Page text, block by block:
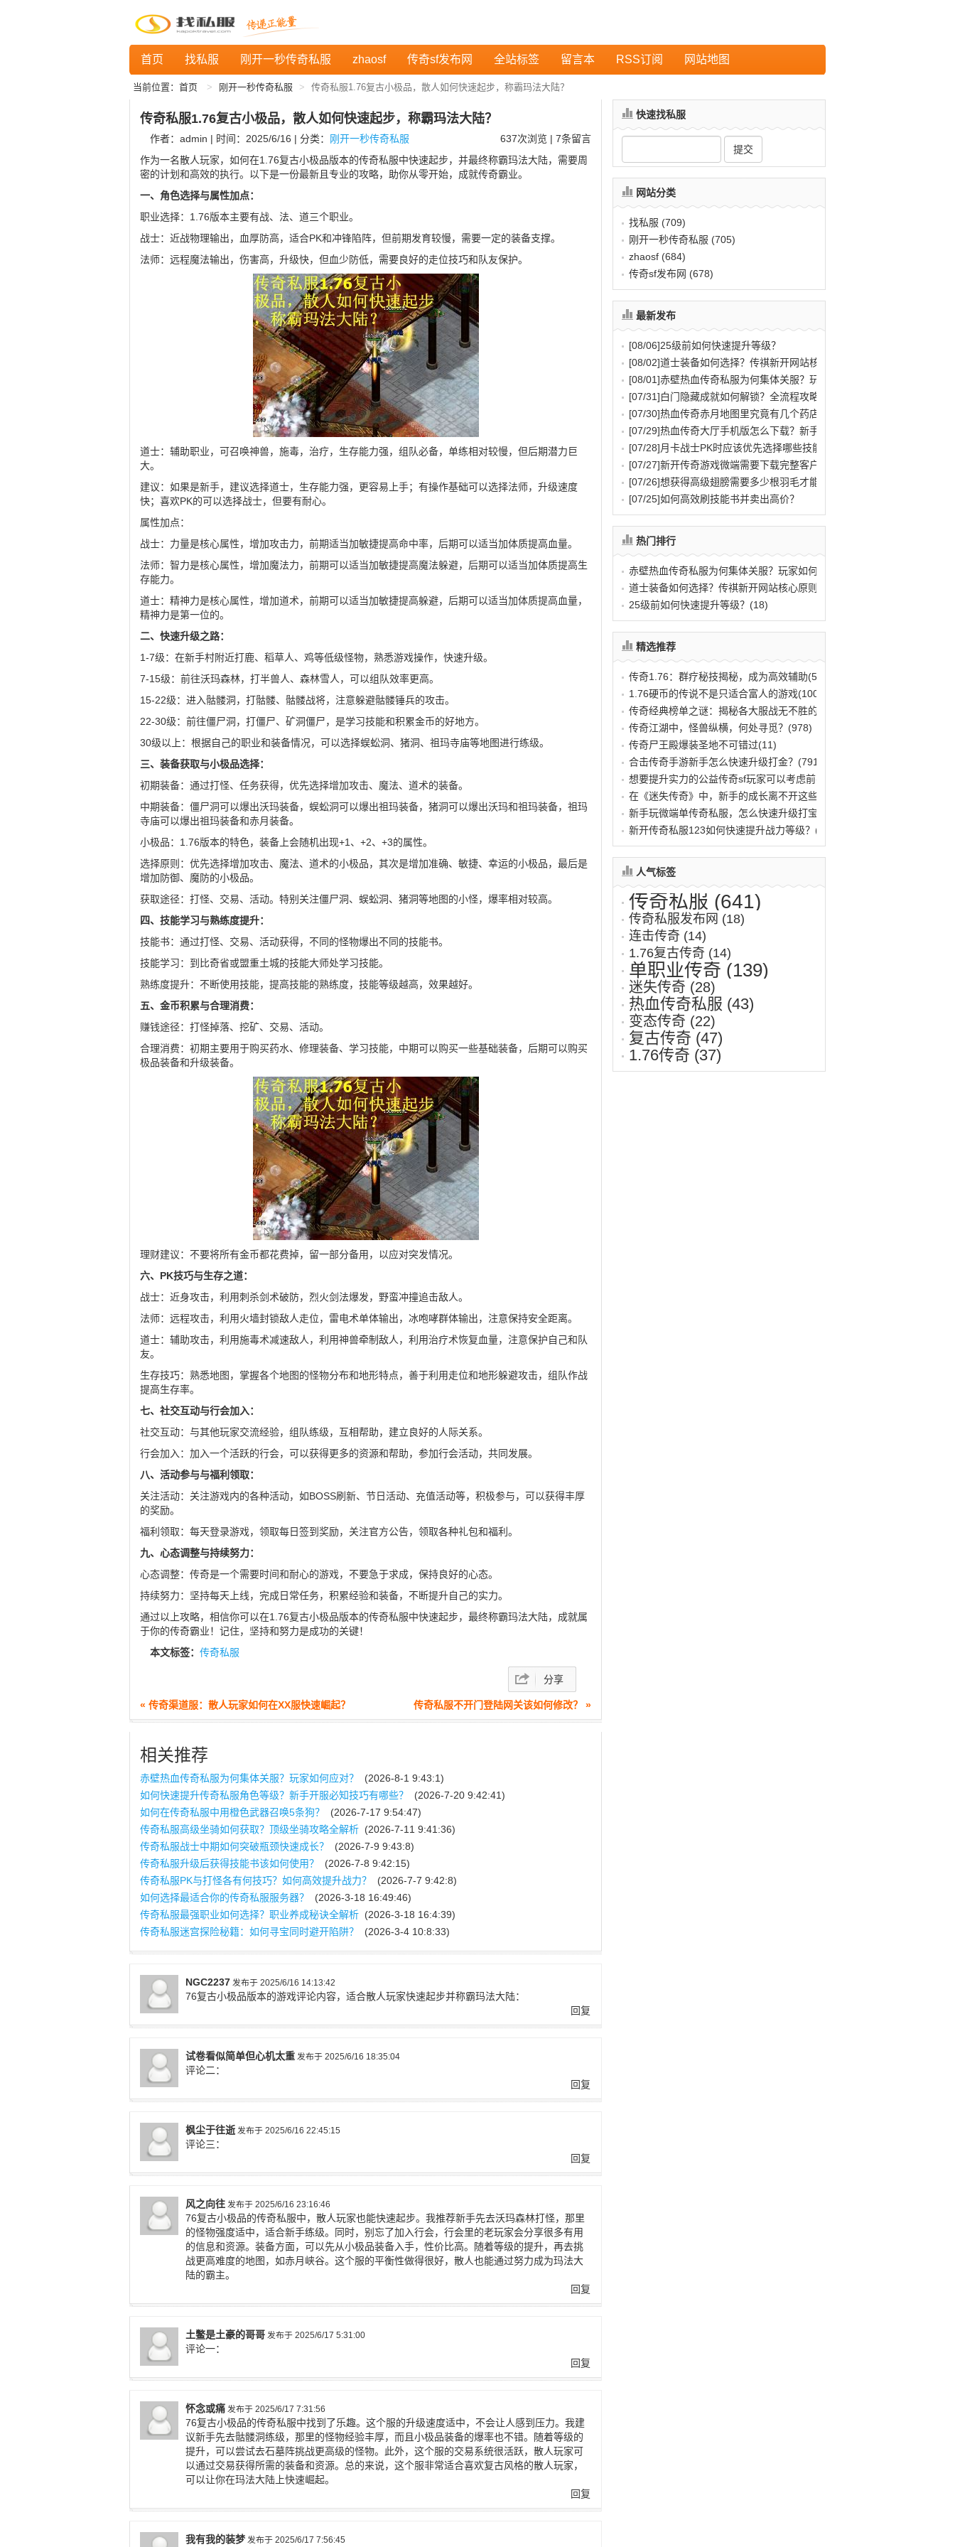
首页 找私服 刚开一秒传奇私服 zhaosf 传奇sf发布网 全站标签 留言本 RSS订阅 网站地图
当前位置： 首页 刚开一秒传奇私服 传奇私服1.76复古小极品，散人如何快速起步，称霸玛法大陆？
传奇私服1.76复古小极品，散人如何快速起步，称霸玛法大陆？
作者：admin | 时间：2025/6/16 | 分类： 刚开一秒传奇私服 637次浏览 | 7条留言
作为一名散人玩家，如何在1.76复古小极品版本的传奇私服中快速起步，并最终称霸玛法大陆，需要周
密的计划和高效的执行。以下是一份最新且专业的攻略，助你从零开始，成就传奇霸业。
一、角色选择与属性加点：
职业选择：1.76版本主要有战、法、道三个职业。
战士：近战物理输出，血厚防高，适合PK和冲锋陷阵，但前期发育较慢，需要一定的装备支撑。
法师：远程魔法输出，伤害高，升级快，但血少防低，需要良好的走位技巧和队友保护。
道士：辅助职业，可召唤神兽，施毒，治疗，生存能力强，组队必备，单练相对较慢，但后期潜力巨
大。
建议：如果是新手，建议选择道士，生存能力强，更容易上手；有操作基础可以选择法师，升级速度
快；喜欢PK的可以选择战士，但要有耐心。
属性加点：
战士：力量是核心属性，增加攻击力，前期适当加敏捷提高命中率，后期可以适当加体质提高血量。
法师：智力是核心属性，增加魔法力，前期可以适当加敏捷提高魔法躲避，后期可以适当加体质提高生
存能力。
道士：精神力是核心属性，增加道术，前期可以适当加敏捷提高躲避，后期可以适当加体质提高血量，
精神力是第一位的。
二、快速升级之路：
1-7级：在新手村附近打鹿、稻草人、鸡等低级怪物，熟悉游戏操作，快速升级。
7-15级：前往沃玛森林，打半兽人、森林雪人，可以组队效率更高。
15-22级：进入骷髅洞，打骷髅、骷髅战将，注意躲避骷髅锤兵的攻击。
22-30级：前往僵尸洞，打僵尸、矿洞僵尸，是学习技能和积累金币的好地方。
30级以上：根据自己的职业和装备情况，可以选择蜈蚣洞、猪洞、祖玛寺庙等地图进行练级。
三、装备获取与小极品选择：
初期装备：通过打怪、任务获得，优先选择增加攻击、魔法、道术的装备。
中期装备：僵尸洞可以爆出沃玛装备，蜈蚣洞可以爆出祖玛装备，猪洞可以爆出沃玛和祖玛装备，祖玛
寺庙可以爆出祖玛装备和赤月装备。
小极品：1.76版本的特色，装备上会随机出现+1、+2、+3的属性。
选择原则：优先选择增加攻击、魔法、道术的小极品，其次是增加准确、敏捷、幸运的小极品，最后是
增加防御、魔防的小极品。
获取途径：打怪、交易、活动。特别关注僵尸洞、蜈蚣洞、猪洞等地图的小怪，爆率相对较高。
四、技能学习与熟练度提升：
技能书：通过打怪、交易、活动获得，不同的怪物爆出不同的技能书。
技能学习：到比奇省或盟重土城的技能大师处学习技能。
熟练度提升：不断使用技能，提高技能的熟练度，技能等级越高，效果越好。
五、金币积累与合理消费：
赚钱途径：打怪掉落、挖矿、交易、活动。
合理消费：初期主要用于购买药水、修理装备、学习技能，中期可以购买一些基础装备，后期可以购买
极品装备和升级装备。
理财建议：不要将所有金币都花费掉，留一部分备用，以应对突发情况。
六、PK技巧与生存之道：
战士：近身攻击，利用刺杀剑术破防，烈火剑法爆发，野蛮冲撞追击敌人。
法师：远程攻击，利用火墙封锁敌人走位，雷电术单体输出，冰咆哮群体输出，注意保持安全距离。
道士：辅助攻击，利用施毒术减速敌人，利用神兽牵制敌人，利用治疗术恢复血量，注意保护自己和队
友。
生存技巧：熟悉地图，掌握各个地图的怪物分布和地形特点，善于利用走位和地形躲避攻击，组队作战
提高生存率。
七、社交互动与行会加入：
社交互动：与其他玩家交流经验，组队练级，互相帮助，建立良好的人际关系。
行会加入：加入一个活跃的行会，可以获得更多的资源和帮助，参加行会活动，共同发展。
八、活动参与与福利领取：
关注活动：关注游戏内的各种活动，如BOSS刷新、节日活动、充值活动等，积极参与，可以获得丰厚
的奖励。
福利领取：每天登录游戏，领取每日签到奖励，关注官方公告，领取各种礼包和福利。
九、心态调整与持续努力：
心态调整：传奇是一个需要时间和耐心的游戏，不要急于求成，保持良好的心态。
持续努力：坚持每天上线，完成日常任务，积累经验和装备，不断提升自己的实力。
通过以上攻略，相信你可以在1.76复古小极品版本的传奇私服中快速起步，最终称霸玛法大陆，成就属
于你的传奇霸业！记住，坚持和努力是成功的关键！
本文标签： 传奇私服
分享
« 传奇渠道服：散人玩家如何在XX服快速崛起？ 传奇私服不开门登陆网关该如何修改？ »
相关推荐
赤壁热血传奇私服为何集体关服？玩家如何应对？
(2026-8-1 9:43:1)
如何快速提升传奇私服角色等级？新手开服必知技巧有哪些？
(2026-7-20 9:42:41)
如何在传奇私服中用橙色武器召唤5条狗？
(2026-7-17 9:54:47)
传奇私服高级坐骑如何获取？顶级坐骑攻略全解析 (2026-7-11 9:41:36)
传奇私服战士中期如何突破瓶颈快速成长？
(2026-7-9 9:43:8)
传奇私服升级后获得技能书该如何使用？
(2026-7-8 9:42:15)
传奇私服PK与打怪各有何技巧？如何高效提升战力？
(2026-7-7 9:42:8)
如何选择最适合你的传奇私服服务器？
(2026-3-18 16:49:46)
传奇私服最强职业如何选择？职业养成秘诀全解析 (2026-3-18 16:4:39)
传奇私服迷宫探险秘籍：如何寻宝同时避开陷阱？
(2026-3-4 10:8:33)
NGC2237 发布于 2025/6/16 14:13:42
76复古小极品版本的游戏评论内容，适合散人玩家快速起步并称霸玛法大陆：
回复
试卷看似简单但心机太重 发布于 2025/6/16 18:35:04
评论二：
回复
枫尘于往逝 发布于 2025/6/16 22:45:15
评论三：
回复
风之向往 发布于 2025/6/16 23:16:46
76复古小极品的传奇私服中，散人玩家也能快速起步。我推荐新手先去沃玛森林打怪，那里
的怪物强度适中，适合新手练级。同时，别忘了加入行会，行会里的老玩家会分享很多有用
的信息和资源。装备方面，可以先从小极品装备入手，性价比高。随着等级的提升，再去挑
战更高难度的地图，如赤月峡谷。这个服的平衡性做得很好，散人也能通过努力成为玛法大
陆的霸主。
回复
土鳖是土豪的哥哥 发布于 2025/6/17 5:31:00
评论一：
回复
怀念或痛 发布于 2025/6/17 7:31:56
76复古小极品的传奇私服中找到了乐趣。这个服的升级速度适中，不会让人感到压力。我建
议新手先去骷髅洞练级，那里的怪物经验丰厚，而且小极品装备的爆率也不错。随着等级的
提升，可以尝试去石墓阵挑战更高级的怪物。此外，这个服的交易系统很活跃，散人玩家可
以通过交易获得所需的装备和资源。总的来说，这个服非常适合喜欢复古风格的散人玩家，
可以让你在玛法大陆上快速崛起。
回复
我有我的装梦 发布于 2025/6/17 7:56:45
快速找私服
网站分类
找私服 (709)
刚开一秒传奇私服 (705)
zhaosf (684)
传奇sf发布网 (678)
最新发布
[08/06]25级前如何快速提升等级？
[08/02]道士装备如何选择？传祺新开网站核心原则解析
[08/01]赤壁热血传奇私服为何集体关服？玩家如何应对？
[07/31]白门隐藏成就如何解锁？全流程攻略与秘密结局揭秘
[07/30]热血传奇赤月地图里究竟有几个药店位置？
[07/29]热血传奇大厅手机版怎么下载？新手快速入门攻略全解析？
[07/28]月卡战士PK时应该优先选择哪些技能？
[07/27]新开传奇游戏微端需要下载完整客户端才能玩吗？
[07/26]想获得高级翅膀需要多少根羽毛才能合成？
[07/25]如何高效刷技能书并卖出高价？
热门排行
赤壁热血传奇私服为何集体关服？玩家如何应(77)
道士装备如何选择？传祺新开网站核心原则解(40)
25级前如何快速提升等级？(18)
精选推荐
传奇1.76：群疗秘技揭秘，成为高效辅助(563)
1.76硬币的传说不是只适合富人的游戏(100)
传奇经典榜单之谜：揭秘各大服战无不胜的法(796)
传奇江湖中，怪兽纵横，何处寻觅？(978)
传奇尸王殿爆装圣地不可错过(11)
合击传奇手游新手怎么快速升级打金？(791)
想要提升实力的公益传奇sf玩家可以考虑前(10)
在《迷失传奇》中，新手的成长离不开这些(46)
新手玩微端单传奇私服，怎么快速升级打宝？(996)
新开传奇私服123如何快速提升战力等级？(485)
人气标签
传奇私服 (641)
传奇私服发布网 (18)
连击传奇 (14)
1.76复古传奇 (14)
单职业传奇 (139)
迷失传奇 (28)
热血传奇私服 (43)
变态传奇 (22)
复古传奇 (47)
1.76传奇 (37)